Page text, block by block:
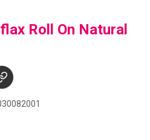
Roll On Natural